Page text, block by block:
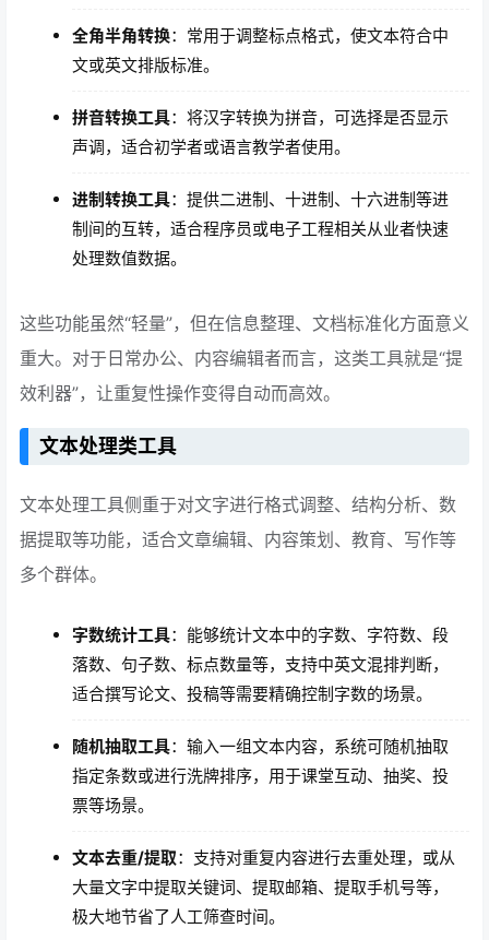
全角半角转换：常用于调整标点格式，使文本符合中
文或英文排版标准。
拼音转换工具：将汉字转换为拼音，可选择是否显示
声调，适合初学者或语言教学者使用。
进制转换工具：提供二进制、十进制、十六进制等进
制间的互转，适合程序员或电子工程相关从业者快速
处理数值数据。
这些功能虽然“轻量”，但在信息整理、文档标准化方面意义
重大。对于日常办公、内容编辑者而言，这类工具就是“提
效利器”，让重复性操作变得自动而高效。
文本处理类工具
文本处理工具侧重于对文字进行格式调整、结构分析、数
据提取等功能，适合文章编辑、内容策划、教育、写作等
多个群体。
字数统计工具：能够统计文本中的字数、字符数、段
落数、句子数、标点数量等，支持中英文混排判断，
适合撰写论文、投稿等需要精确控制字数的场景。
随机抽取工具：输入一组文本内容，系统可随机抽取
指定条数或进行洗牌排序，用于课堂互动、抽奖、投
票等场景。
文本去重/提取：支持对重复内容进行去重处理，或从
大量文字中提取关键词、提取邮箱、提取手机号等，
极大地节省了人工筛查时间。